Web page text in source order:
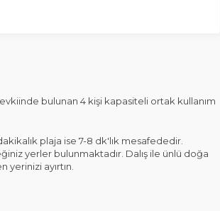
bulunan 4 kişi kapasiteli ortak kullanım
plaja ise 7-8 dk'lık mesafededir.
yerler bulunmaktadır. Dalış ile ünlü doğa
ayırtın.